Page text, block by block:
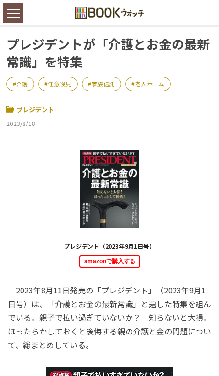
プレジデントが「介護とお金の最新
常識」を特集
介護 任意後見 家族信託 老人ホーム
プレジデント
2023/8/18
プレジデント（2023年9月1日号）
amazonで購入する
2023年8月11日発売の「プレジデント」（2023年9月1
日号）は、「介護とお金の最新常識」と題した特集を組ん
でいる。親子で払い過ぎていないか？ 知らないと大損。
ほったらかしておくと後悔する親の介護と金の問題につい
て、総まとめしている。